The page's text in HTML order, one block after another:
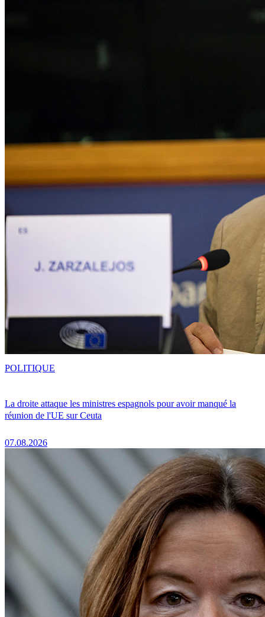
La droite attaque les ministres espagnols pour avoir manqué la
réunion de l'UE sur Ceuta
07.08.2026
POLITIQUE